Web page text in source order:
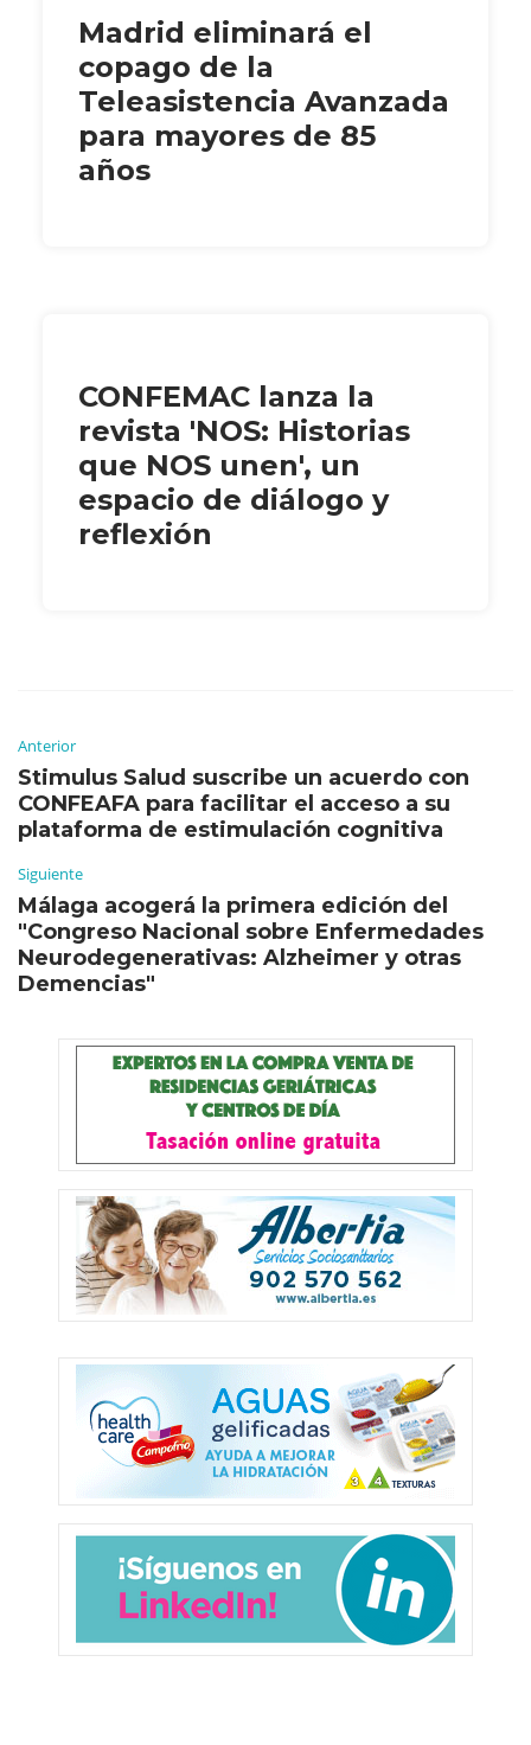
Madrid eliminará el
copago de la
Teleasistencia Avanzada
para mayores de 85
años
CONFEMAC lanza la
revista 'NOS: Historias
que NOS unen', un
espacio de diálogo y
reflexión
Anterior
Stimulus Salud suscribe un acuerdo con
CONFEAFA para facilitar el acceso a su
plataforma de estimulación cognitiva
Siguiente
Málaga acogerá la primera edición del
"Congreso Nacional sobre Enfermedades
Neurodegenerativas: Alzheimer y otras
Demencias"